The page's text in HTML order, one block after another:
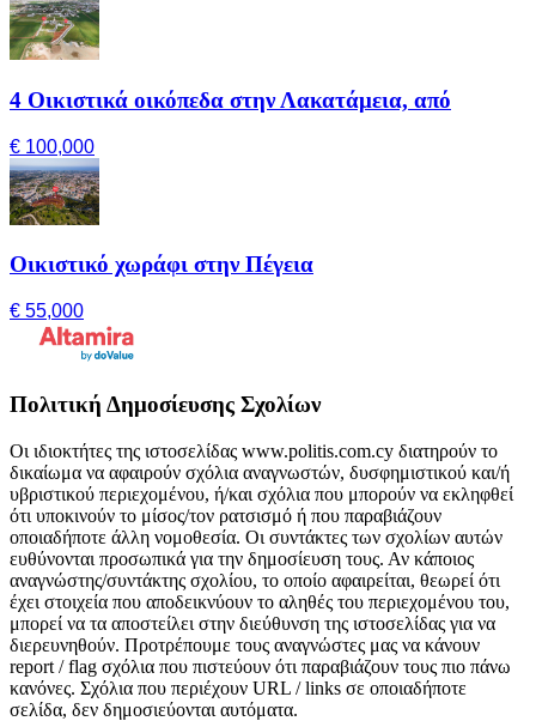
4 Οικιστικά οικόπεδα στην Λακατάμεια, από
€ 100,000
Οικιστικό χωράφι στην Πέγεια
€ 55,000
Πολιτική Δημοσίευσης Σχολίων
Οι ιδιοκτήτες της ιστοσελίδας www.politis.com.cy διατηρούν το
δικαίωμα να αφαιρούν σχόλια αναγνωστών, δυσφημιστικού και/ή
υβριστικού περιεχομένου, ή/και σχόλια που μπορούν να εκληφθεί
ότι υποκινούν το μίσος/τον ρατσισμό ή που παραβιάζουν
οποιαδήποτε άλλη νομοθεσία. Οι συντάκτες των σχολίων αυτών
ευθύνονται προσωπικά για την δημοσίευση τους. Αν κάποιος
αναγνώστης/συντάκτης σχολίου, το οποίο αφαιρείται, θεωρεί ότι
έχει στοιχεία που αποδεικνύουν το αληθές του περιεχομένου του,
μπορεί να τα αποστείλει στην διεύθυνση της ιστοσελίδας για να
διερευνηθούν. Προτρέπουμε τους αναγνώστες μας να κάνουν
report / flag σχόλια που πιστεύουν ότι παραβιάζουν τους πιο πάνω
κανόνες. Σχόλια που περιέχουν URL / links σε οποιαδήποτε
σελίδα, δεν δημοσιεύονται αυτόματα.